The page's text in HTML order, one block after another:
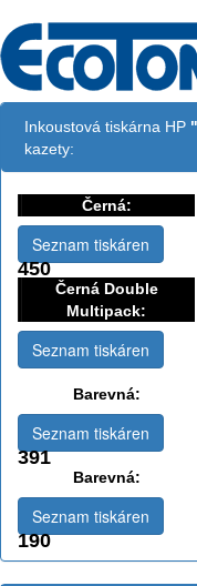
Inkoustová tiskárna HP
kazety:
Černá:
450
Seznam tiskáren
Černá Double
Multipack:
Seznam tiskáren
Barevná:
391
Seznam tiskáren
Barevná:
190
Seznam tiskáren